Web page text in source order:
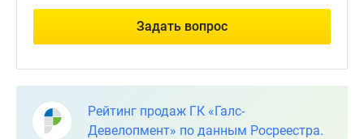
Задать вопрос
Рейтинг продаж ГК «Галс-
Девелопмент» по данным Росреестра.